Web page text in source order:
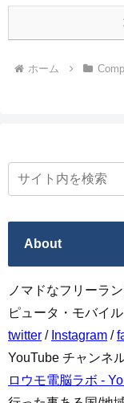
ホーム
About
ノマドなフリーラ
ピュータ・モバイ
twitter / Instagram /
YouTube チャンネ
ロウモ電脳ラボ -